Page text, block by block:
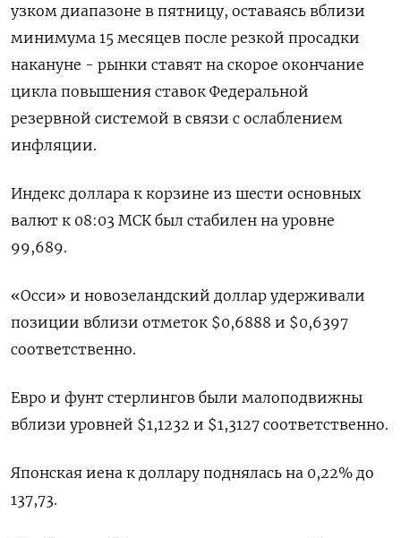
узком диапазоне в пятницу, оставаясь вблизи
минимума 15 месяцев после резкой просадки
накануне - рынки ставят на скорое окончание
цикла повышения ставок Федеральной
резервной системой в связи с ослаблением
инфляции.
Индекс доллара к корзине из шести основных
валют к 08:03 МСК был стабилен на уровне
99,689​.
«Осси» и новозеландский доллар удерживали
позиции вблизи отметок $0,6888​ и $0,6397​
соответственно.
Евро и фунт стерлингов были малоподвижны
вблизи уровней $1,1232​ и $1,3127​ соответственно.
Японская иена к доллару поднялась на 0,22%​ до
137,73.